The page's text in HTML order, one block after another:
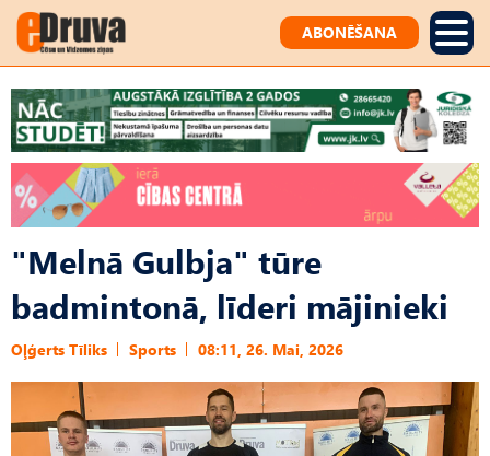
ABONĒŠANA
"Melnā Gulbja" tūre
badmintonā, līderi mājinieki
Oļģerts Tīliks Sports 08:11, 26. Mai, 2026